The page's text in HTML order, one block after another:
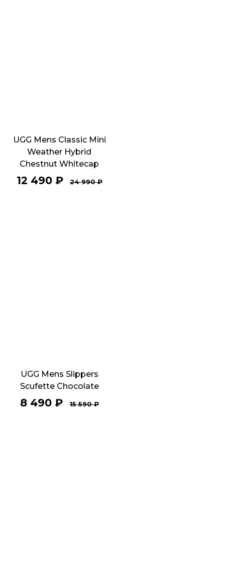
UGG Mens Classic Mini
Weather Hybrid
Chestnut Whitecap
12 490₽ 24 990₽
UGG Mens Slippers
Scufette Chocolate
8 490₽ 15 590₽